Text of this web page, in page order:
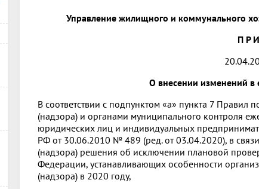
Управление жилищного и коммунального
П Р
О внесении изменений
В соответствии с подпунктом «а» пункта 7 Правил
(надзора) и органами муниципального контроля
юридических лиц и индивидуальных
РФ от 30.06.2010 № 489 (ред. от 03.04.2020), в
(надзора) решения об исключении плановой
Федерации, устанавливающих особенности
(надзора) в 2020 году,